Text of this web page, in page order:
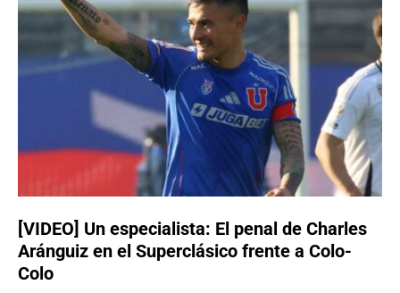
[VIDEO] Un especialista: El penal de Charles
Aránguiz en el Superclásico frente a Colo-
Colo